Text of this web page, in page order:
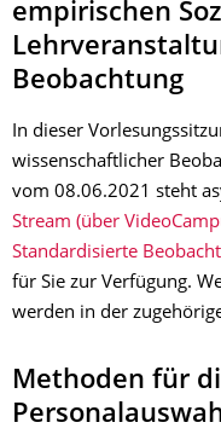
empirischen
Beobachtung
In dieser
wissenschaftlicher
vom 08.06.2021 steht
Stream (über
Standardisierte
für Sie zur Verfügung.
werden in der
Methoden für